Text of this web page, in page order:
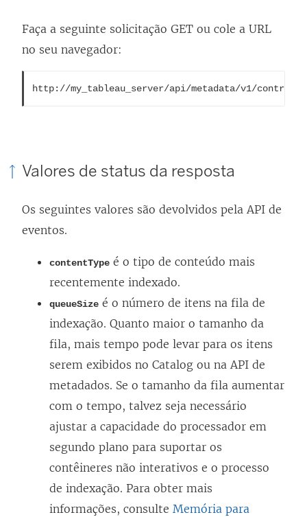
a
e
)
Faça a seguinte solicitação GET ou cole a URL
no seu navegador:
http://my_tableau_server/api/metadata/v1/control/
Valores de status da resposta
Os seguintes valores são devolvidos pela API de
eventos.
contentType é o tipo de conteúdo mais
recentemente indexado.
queueSize é o número de itens na fila de
indexação. Quanto maior o tamanho da
fila, mais tempo pode levar para os itens
serem exibidos no Catalog ou na API de
metadados. Se o tamanho da fila aumentar
com o tempo, talvez seja necessário
ajustar a capacidade do processador em
segundo plano para suportar os
contêineres não interativos e o processo
de indexação. Para obter mais
informações, consulte Memória para